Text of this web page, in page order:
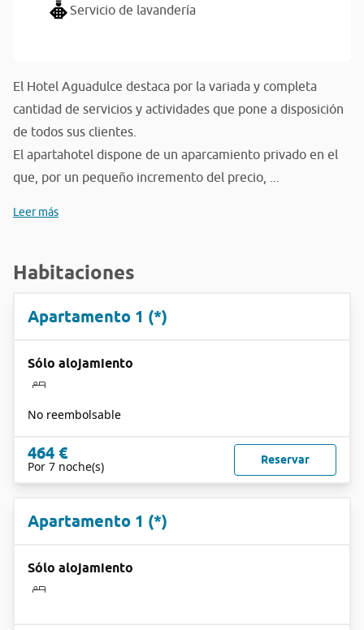
Servicio de lavandería
El Hotel Aguadulce destaca por la variada y completa
cantidad de servicios y actividades que pone a disposición
de todos sus clientes.
El apartahotel dispone de un aparcamiento privado en el
que, por un pequeño incremento del precio, ...
Leer más
Habitaciones
Apartamento 1 (*)
Sólo alojamiento
No reembolsable
464 €
Por 7 noche(s) Reservar
Apartamento 1 (*)
Sólo alojamiento